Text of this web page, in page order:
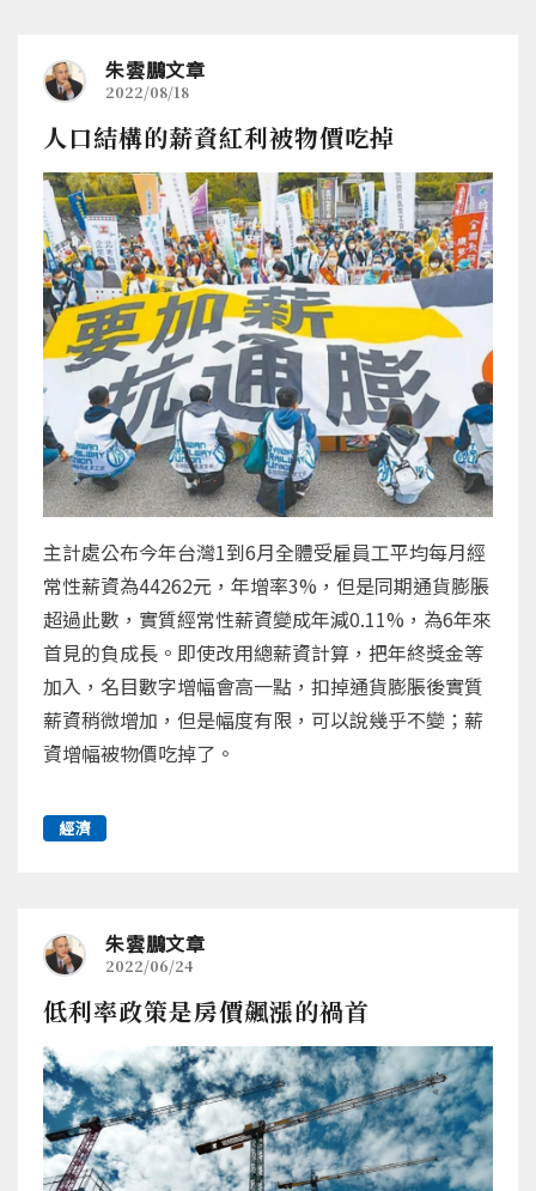
朱雲鵬文章
2022/08/18
人口結構的薪資紅利被物價吃掉
主計處公布今年台灣1到6月全體受雇員工平均每月經
常性薪資為44262元，年增率3%，但是同期通貨膨脹
超過此數，實質經常性薪資變成年減0.11%，為6年來
首見的負成長。即使改用總薪資計算，把年終獎金等
加入，名目數字增幅會高一點，扣掉通貨膨脹後實質
薪資稍微增加，但是幅度有限，可以說幾乎不變；薪
資增幅被物價吃掉了。
經濟
朱雲鵬文章
2022/06/24
低利率政策是房價飆漲的禍首